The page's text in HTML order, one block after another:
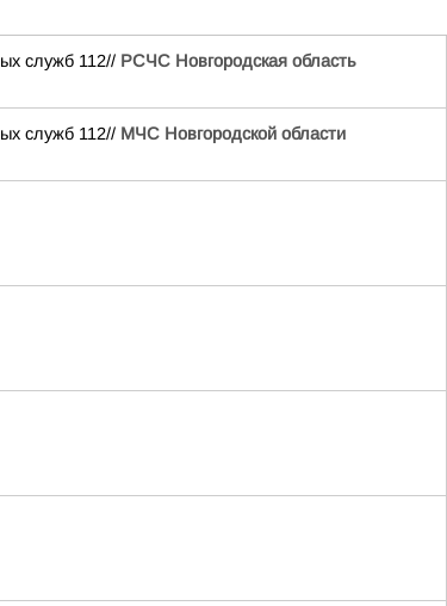
служб 112// РСЧС Новгородская область
служб 112// МЧС Новгородской области